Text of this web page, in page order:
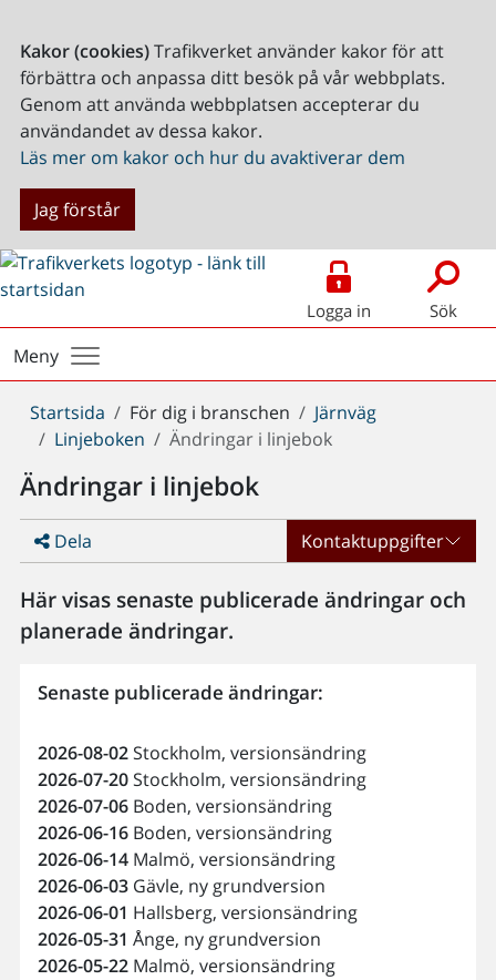
Kakor (cookies)Trafikverket använder kakor för att
förbättra och anpassa ditt besök på vår webbplats.
Genom att använda webbplatsen accepterar du
användandet av dessa kakor.
Läs mer om kakor och hur du avaktiverar dem
Jag förstår
Logga in Sök
Meny
Du
är
Startsida För dig i branschen
Järnväg
Linjeboken
Ändringar i linjebok
Ändringar i linjebok
Dela Kontaktuppgifter
Här visas senaste publicerade ändringar och
planerade ändringar.
Senaste publicerade ändringar:
2026-08-02Stockholm, versionsändring
2026-07-20Stockholm, versionsändring
2026-07-06 Boden, versionsändring
2026-06-16 Boden, versionsändring
2026-06-14 Malmö, versionsändring
2026-06-03 Gävle, ny grundversion
2026-06-01 Hallsberg, versionsändring
2026-05-31 Ånge, ny grundversion
2026-05-22 Malmö, versionsändring